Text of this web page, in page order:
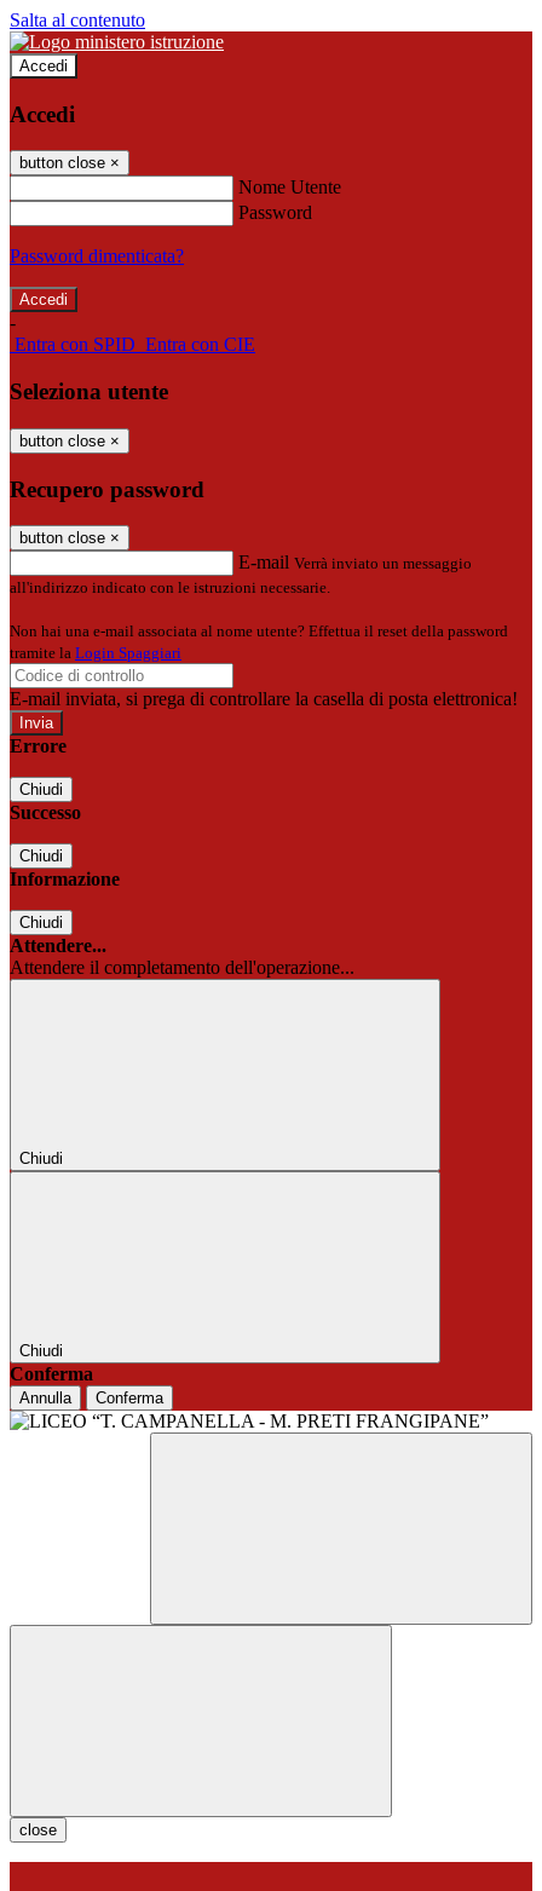
Salta al contenuto
Accedi
Accedi
button close ×
Nome Utente
Password
Password dimenticata?
-
Entra con SPID Entra con CIE
Seleziona utente
button close ×
Recupero password
button close ×
E-mail Verrà inviato un messaggio
all'indirizzo indicato con le istruzioni necessarie.
Non hai una e-mail associata al nome utente? Effettua il reset della password
tramite la Login Spaggiari
E-mail inviata, si prega di controllare la casella di posta elettronica!
Errore
Chiudi
Successo
Chiudi
Informazione
Chiudi
Attendere...
Attendere il completamento dell'operazione...
Chiudi
Chiudi
Conferma
Annulla Conferma
close